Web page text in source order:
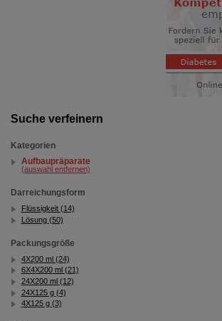
Suche verfeinern
Kategorien
Aufbaupräparate
(auswahl entfernen)
Darreichungsform
Flüssigkeit (14)
Lösung (50)
Packungsgröße
4X200 ml (24)
6X4X200 ml (21)
24X200 ml (12)
24X125 g (4)
4X125 g (3)